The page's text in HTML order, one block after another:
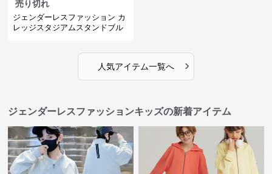
売り切れ
ジェンダーレスファッション カ
レッジスタジアムスタンドブル
人気アイテム一覧へ ›
ジェンダーレスファッションキッズの新着アイテム